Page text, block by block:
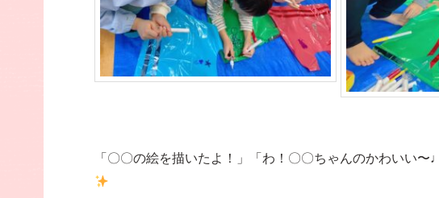
「〇〇の絵を描いたよ！」「わ！〇〇ちゃんのかわいい